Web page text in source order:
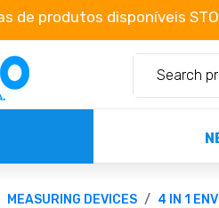
de produtos disponíveis
MEASURING DEVICES 4 IN 1